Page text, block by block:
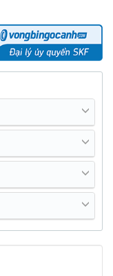
bởi Vòng bi Ngọc
hãng ở đâu uy